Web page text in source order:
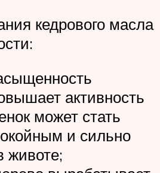
кедрового масла
активность
может стать
и сильно
животе;